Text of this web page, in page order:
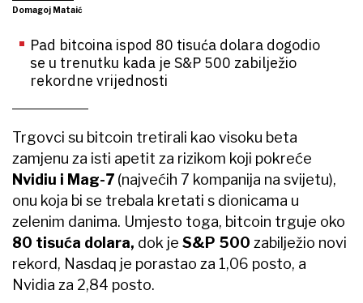
Domagoj Mataić
Pad bitcoina ispod 80 tisuća dolara dogodio
se u trenutku kada je S&P 500 zabilježio
rekordne vrijednosti
Trgovci su bitcoin tretirali kao visoku beta
zamjenu za isti apetit za rizikom koji pokreće
Nvidiu i Mag-7 (najvećih 7 kompanija na svijetu),
onu koja bi se trebala kretati s dionicama u
zelenim danima. Umjesto toga, bitcoin trguje oko
80 tisuća dolara, dok je S&P 500 zabilježio novi
rekord, Nasdaq je porastao za 1,06 posto, a
Nvidia za 2,84 posto.